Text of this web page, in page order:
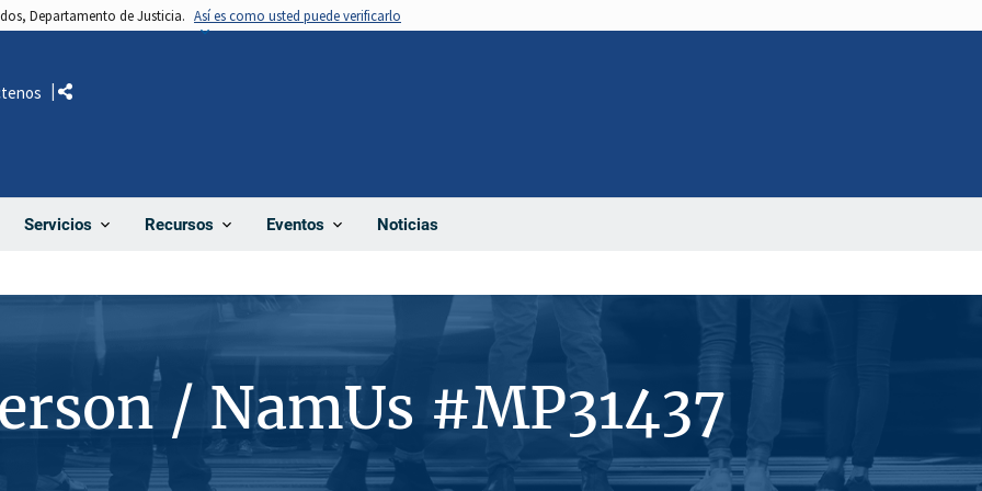
Departamento de Justicia. Así es como usted puede verificarlo
Servicios Recursos Eventos Noticias
Comparte
/ NamUs #MP31437